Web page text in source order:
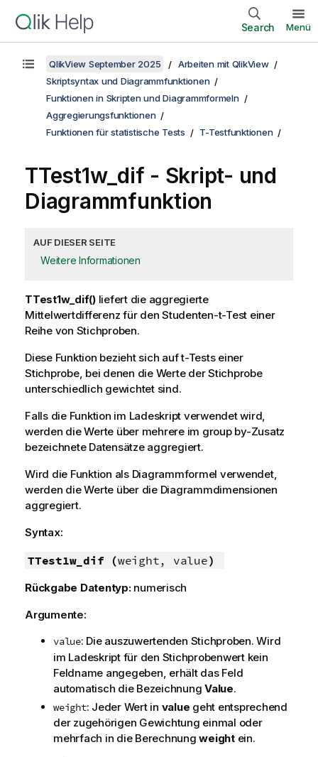
Search Menü
QlikView September 2025
Arbeiten mit QlikView
Skriptsyntax und Diagrammfunktionen
Funktionen in Skripten und Diagrammformeln
Aggregierungsfunktionen
Funktionen für statistische Tests
T-Testfunktionen
TTest1w_dif - Skript- und
Diagrammfunktion
AUF DIESER SEITE
Weitere Informationen
TTest1w_dif()liefert die aggregierte
Mittelwertdifferenz für den Studenten-t-Test einer
Reihe von Stichproben.
Diese Funktion bezieht sich auf t-Tests einer
Stichprobe, bei denen die Werte der Stichprobe
unterschiedlich gewichtet sind.
Falls die Funktion im Ladeskript verwendet wird,
werden die Werte über mehrere im group by-Zusatz
bezeichnete Datensätze aggregiert.
Wird die Funktion als Diagrammformel verwendet,
werden die Werte über die Diagrammdimensionen
aggregiert.
Syntax:
TTest1w_dif (weight, value)
Rückgabe Datentyp: numerisch
Argumente:
value: Die auszuwertenden Stichproben. Wird
im Ladeskript für den Stichprobenwert kein
Feldname angegeben, erhält das Feld
automatisch die Bezeichnung Value.
weight: Jeder Wert in value geht entsprechend
der zugehörigen Gewichtung einmal oder
mehrfach in die Berechnungweightein.